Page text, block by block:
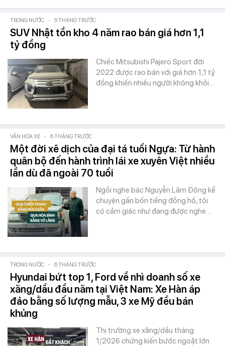
TRONG NƯỚC - 5 THÁNG TRƯỚC
SUV Nhật tồn kho 4 năm rao bán giá hơn 1,1
tỷ đồng
Chiếc Mitsubishi Pajero Sport đời
2022 được rao bán với giá hơn 1,1 tỷ
đồng khiến nhiều người không khỏi…
VĂN HÓA XE - 6 THÁNG TRƯỚC
Một đời xê dịch của đại tá tuổi Ngựa: Từ hành
quân bộ đến hành trình lái xe xuyên Việt nhiều
lần dù đã ngoài 70 tuổi
Ngồi nghe bác Nguyễn Lâm Đông kể
chuyện gần bốn tiếng đồng hồ, tôi
có cảm giác như đang được nghe…
TRONG NƯỚC - 6 THÁNG TRƯỚC
Hyundai bứt top 1, Ford về nhì doanh số xe
xăng/dầu đầu năm tại Việt Nam: Xe Hàn áp
đảo bằng số lượng mẫu, 3 xe Mỹ đều bán
khủng
Thị trường xe xăng/dầu tháng
1/2026 chứng kiến bước ngoặt lớn